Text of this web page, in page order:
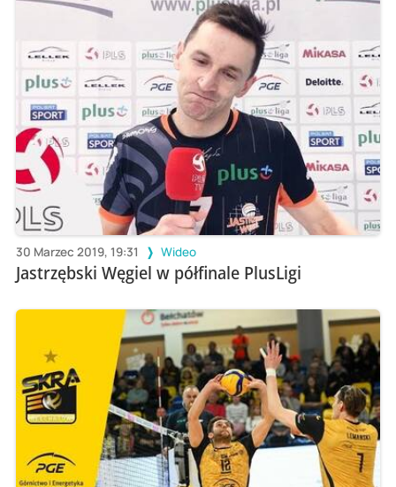
30 Marzec 2019, 19:31 Wideo
Jastrzębski Węgiel w półfinale PlusLigi